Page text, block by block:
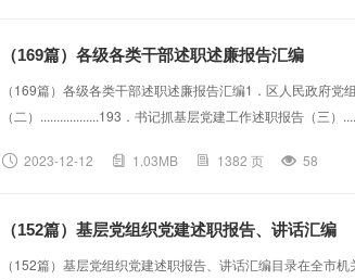
（169篇）各级各类干部述职述廉报告汇编
（169篇）各级各类干部述职述廉报告汇编1．区人民政府
（二）..................193．书记抓基层党建工作述职报告（三
（一）.................
2023-12-12 1.03MB 1382 页 58
（152篇）基层党组织党建述职报告、讲话汇编
（152篇）基层党组织党建述职报告、讲话汇编目录在全市